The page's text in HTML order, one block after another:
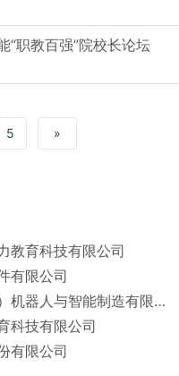
“职教百强”院校长论坛
5 »
教育科技有限公司
有限公司
巨轮（广州）机器人与智能制造有限公司
科技有限公司
有限公司